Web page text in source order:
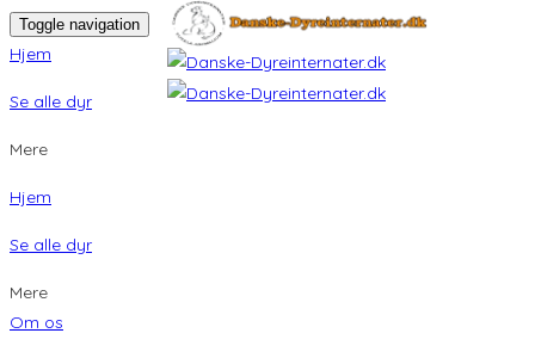
Toggle navigation
Hjem
Se alle dyr
Mere
Hjem
Se alle dyr
Mere
Om os